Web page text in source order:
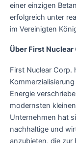
einer einzigen
erfolgreich unter
im Vereinigten
Über First Nuclear
First Nuclear Corp.
Energie
modernsten
Unternehmen hat
nachhaltige und
anzubieten, die zur